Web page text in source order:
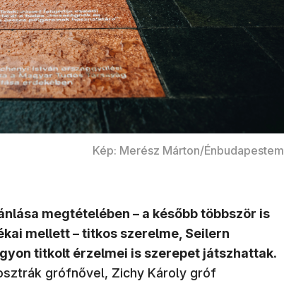
Kép: Merész Márton/Énbudapestem
megtételében – a később többször is
mellett – titkos szerelme, Seilern
titkolt érzelmei is szerepet játszhattak.
grófnővel, Zichy Károly gróf